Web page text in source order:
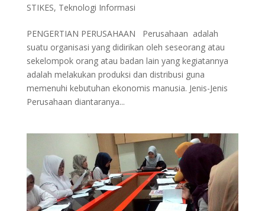
STIKES, Teknologi Informasi
PENGERTIAN PERUSAHAAN Perusahaan adalah
suatu organisasi yang didirikan oleh seseorang atau
sekelompok orang atau badan lain yang kegiatannya
adalah melakukan produksi dan distribusi guna
memenuhi kebutuhan ekonomis manusia. Jenis-Jenis
Perusahaan diantaranya...